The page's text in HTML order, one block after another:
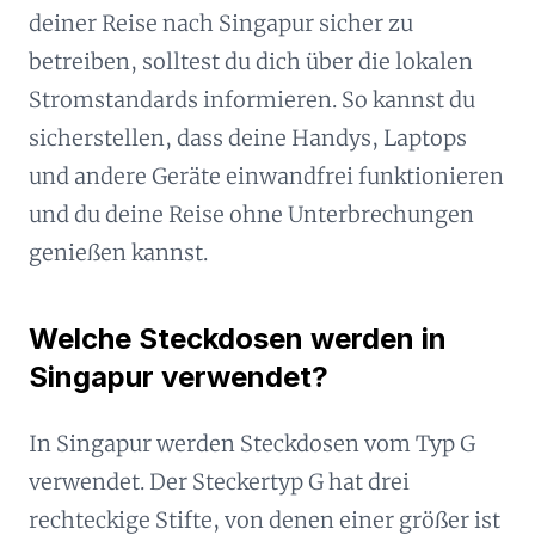
deiner Reise nach Singapur sicher zu
betreiben, solltest du dich über die lokalen
Stromstandards informieren. So kannst du
sicherstellen, dass deine Handys, Laptops
und andere Geräte einwandfrei funktionieren
und du deine Reise ohne Unterbrechungen
genießen kannst.
Welche Steckdosen werden in
Singapur verwendet?
In Singapur werden Steckdosen vom Typ G
verwendet. Der Steckertyp G hat drei
rechteckige Stifte, von denen einer größer ist